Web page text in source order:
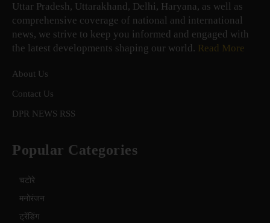
Uttar Pradesh, Uttarakhand, Delhi, Haryana, as well as
comprehensive coverage of national and international
news, we strive to keep you informed and engaged with
the latest developments shaping our world. Read More
About Us
Contact Us
DPR NEWS RSS
Popular Categories
चटोरे
मनोरंजन
ट्रेंडिंग